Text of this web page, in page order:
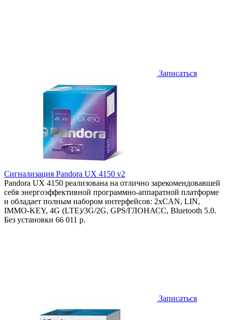
Записаться
Сигнализация Pandora UX 4150 v2
Pandora UX 4150 реализована на отлично зарекомендовавшей
себя энергоэффективной программно-аппаратной платформе
и обладает полным набором интерфейсов: 2хCAN, LIN,
IMMO-KEY, 4G (LTE)/3G/2G, GPS/ГЛОНАСС, Bluetooth 5.0.
Без установки 66 011 р.
Записаться